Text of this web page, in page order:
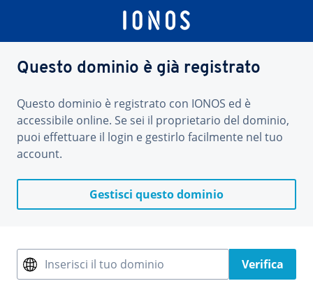
Questo dominio è già registrato
Questo dominio è registrato con IONOS ed è
accessibile online. Se sei il proprietario del dominio,
puoi effettuare il login e gestirlo facilmente nel tuo
account.
Gestisci questo dominio
Inserisci il tuo dominio Verifica